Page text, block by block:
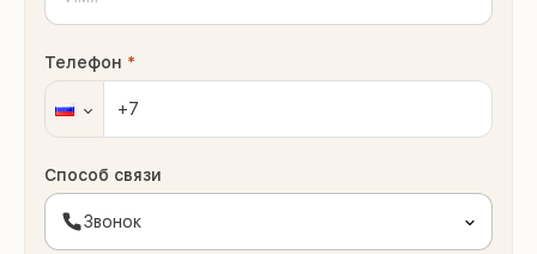
Телефон *
Способ связи
Звонок